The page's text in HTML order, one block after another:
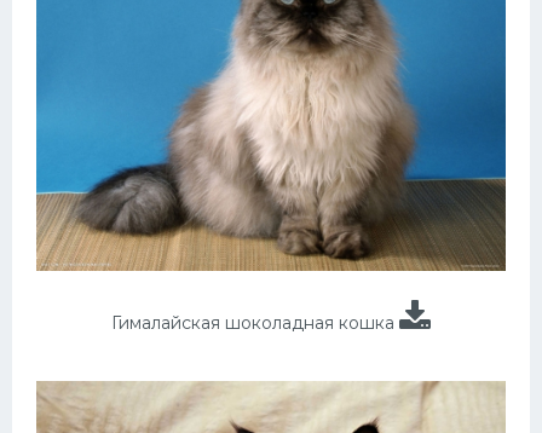
Гималайская шоколадная кошка